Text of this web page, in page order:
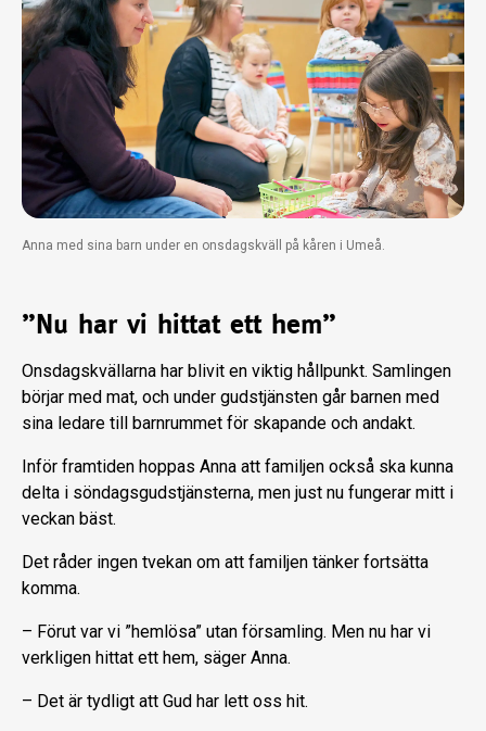
Anna med sina barn under en onsdagskväll på kåren i Umeå.
”Nu har vi hittat ett hem”
Onsdagskvällarna har blivit en viktig hållpunkt. Samlingen
börjar med mat, och under gudstjänsten går barnen med
sina ledare till barnrummet för skapande och andakt.
Inför framtiden hoppas Anna att familjen också ska kunna
delta i söndagsgudstjänsterna, men just nu fungerar mitt i
veckan bäst.
Det råder ingen tvekan om att familjen tänker fortsätta
komma.
– Förut var vi ”hemlösa” utan församling. Men nu har vi
verkligen hittat ett hem, säger Anna.
– Det är tydligt att Gud har lett oss hit.